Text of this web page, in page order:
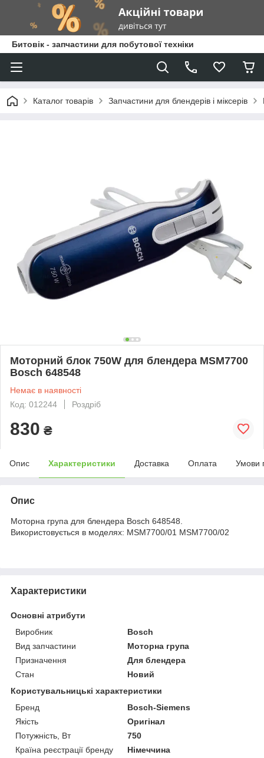
Битовік - запчастини для побутової техніки
Каталог товарів Запчастини для блендерів і міксерів
Моторний блок 750W для блендера MSM7700
Bosch 648548
Немає в наявності
Код: 012244
Роздріб
830 ₴
Опис Характеристики Доставка Оплата Умови
Опис
Моторна група для блендера Bosch 648548.
Використовується в моделях: MSM7700/01 MSM7700/02
Характеристики
Основні атрибути
Виробник
Bosch
Вид запчастини
Моторна група
Призначення
Для блендера
Стан
Новий
Користувальницькі характеристики
Бренд
Bosch-Siemens
Якість
Оригінал
Потужність, Вт
750
Країна реєстрації бренду
Німеччина